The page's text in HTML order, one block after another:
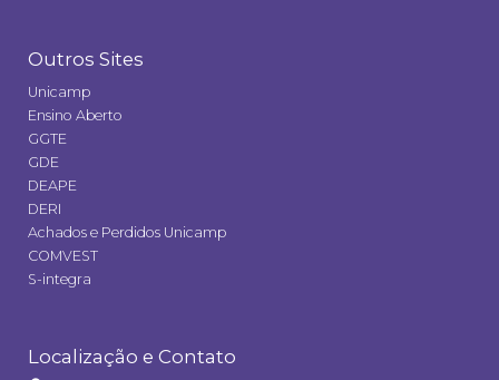
Outros Sites
Unicamp
Ensino Aberto
GGTE
GDE
DEAPE
DERI
Achados e Perdidos Unicamp
COMVEST
S-integra
Localização e Contato